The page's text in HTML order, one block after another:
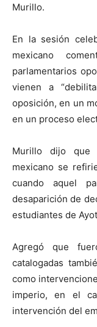
Murillo.
En la sesión
mexicano
parlamentarios
vienen a
oposición, en un
en un proceso
Murillo dijo que
mexicano se
cuando aquel
desaparición de
estudiantes de
Agregó que
catalogadas
como
imperio, en el
intervención del